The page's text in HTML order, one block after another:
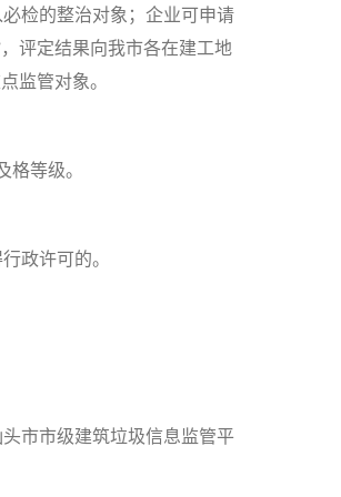
检的整治对象；企业可申请
评定结果向我市各在建工地
监管对象。
等级。
政许可的。
市市级建筑垃圾信息监管平